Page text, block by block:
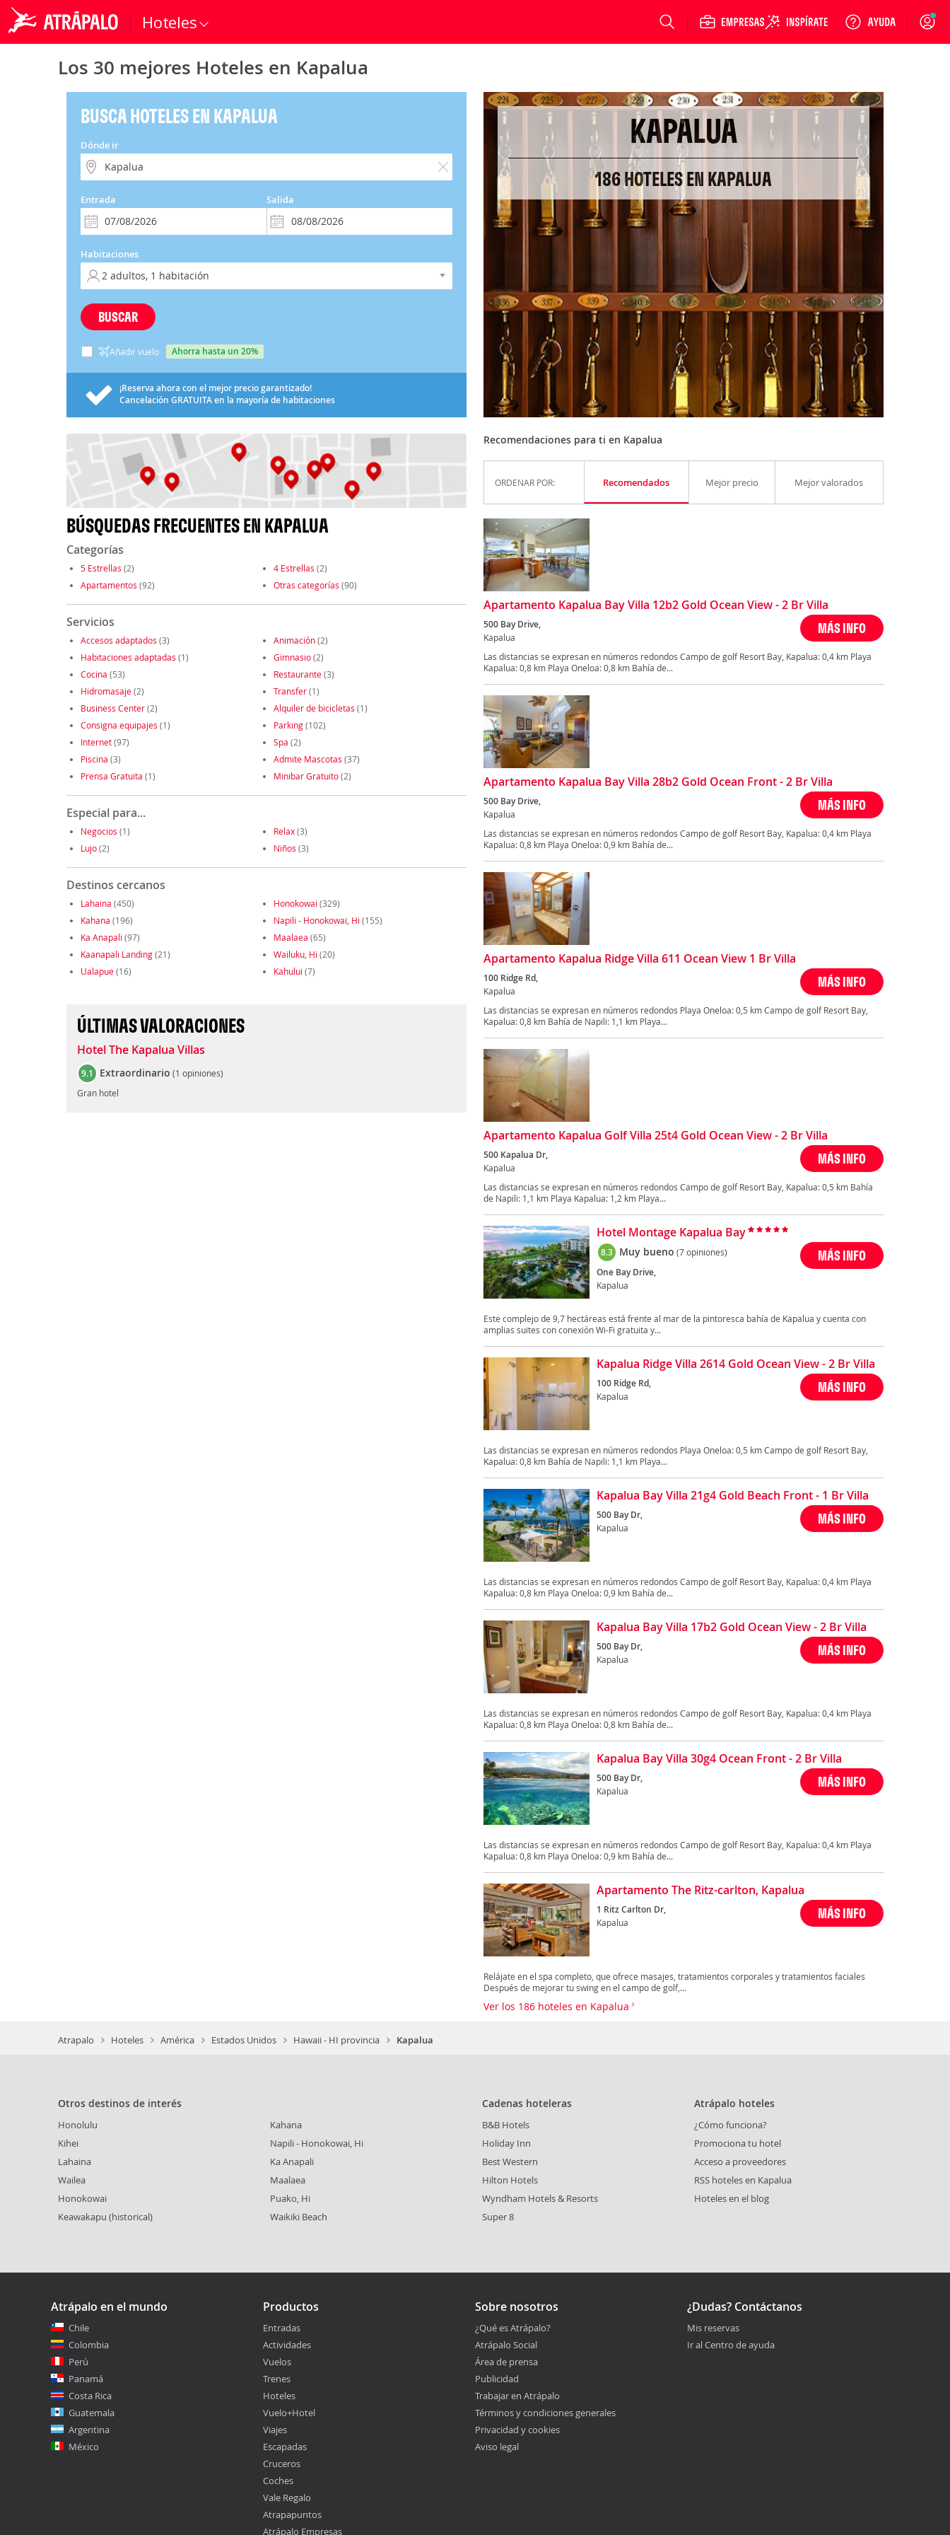
Hoteles Login
Los 30 mejores Hoteles en Kapalua
BUSCA HOTELES EN KAPALUA
Dónde ir
Entrada Salida
Habitaciones
BUSCAR
Añadir vuelo ahorra hasta un 20%
¡Reserva ahora con el mejor precio garantizado!
Cancelación GRATUITAen la mayoría de habitaciones
BÚSQUEDAS FRECUENTES EN KAPALUA
Categorías
5 Estrellas (2) 4 Estrellas (2)
Apartamentos (92) Otras categorías (90)
Servicios
Accesos adaptados (3) Animación(2)
Habitaciones adaptadas (1) Gimnasio(2)
Cocina (53) Restaurante(3)
Hidromasaje(2) Transfer(1)
Business Center(2) Alquiler de bicicletas (1)
Consigna equipajes (1) Parking(102)
Internet(97) Spa (2)
Piscina (3) Admite Mascotas (37)
Prensa Gratuita (1) Minibar Gratuito(2)
Especial para...
Negocios (1) Relax(3)
Lujo(2) Niños (3)
Destinos cercanos
Lahaina (450) Honokowai (329)
Kahana (196) Napili - Honokowai, Hi (155)
Ka Anapali (97) Maalaea (65)
Kaanapali Landing(21) Wailuku, Hi (20)
Ualapue(16) Kahului (7)
ÚLTIMAS VALORACIONES
Hotel The Kapalua Villas
9.1 Extraordinario (1 opiniones)
Gran hotel
KAPALUA
186 HOTELES EN KAPALUA
Recomendaciones para ti en Kapalua
ORDENAR POR: Recomendados Mejor precio Mejor valorados
Apartamento Kapalua Bay Villa 12b2 Gold Ocean View - 2 Br Villa
500 Bay Drive,
Kapalua
MÁS INFO
Las distancias se expresan en números redondos Campo de golf Resort Bay, Kapalua: 0,4 km Playa
Kapalua: 0,8 km Playa Oneloa: 0,8 km Bahía de...
Apartamento Kapalua Bay Villa 28b2 Gold Ocean Front - 2 Br Villa
500 Bay Drive,
Kapalua
MÁS INFO
Las distancias se expresan en números redondos Campo de golf Resort Bay, Kapalua: 0,4 km Playa
Kapalua: 0,8 km Playa Oneloa: 0,9 km Bahía de...
Apartamento Kapalua Ridge Villa 611 Ocean View 1 Br Villa
100 Ridge Rd,
Kapalua
MÁS INFO
Las distancias se expresan en números redondos Playa Oneloa: 0,5 km Campo de golf Resort Bay,
Kapalua: 0,8 km Bahía de Napili: 1,1 km Playa...
Apartamento Kapalua Golf Villa 25t4 Gold Ocean View - 2 Br Villa
500 Kapalua Dr,
Kapalua
MÁS INFO
Las distancias se expresan en números redondos Campo de golf Resort Bay, Kapalua: 0,5 km Bahía
de Napili: 1,1 km Playa Kapalua: 1,2 km Playa...
Hotel Montage Kapalua Bay
8.3 Muy bueno (7 opiniones)
One Bay Drive,
Kapalua
MÁS INFO
Este complejo de 9,7 hectáreas está frente al mar de la pintoresca bahía de Kapalua y cuenta con
amplias suites con conexión Wi-Fi gratuita y...
Kapalua Ridge Villa 2614 Gold Ocean View - 2 Br Villa
100 Ridge Rd,
Kapalua
MÁS INFO
Las distancias se expresan en números redondos Playa Oneloa: 0,5 km Campo de golf Resort Bay,
Kapalua: 0,8 km Bahía de Napili: 1,1 km Playa...
Kapalua Bay Villa 21g4 Gold Beach Front - 1 Br Villa
500 Bay Dr,
Kapalua
MÁS INFO
Las distancias se expresan en números redondos Campo de golf Resort Bay, Kapalua: 0,4 km Playa
Kapalua: 0,8 km Playa Oneloa: 0,9 km Bahía de...
Kapalua Bay Villa 17b2 Gold Ocean View - 2 Br Villa
500 Bay Dr,
Kapalua
MÁS INFO
Las distancias se expresan en números redondos Campo de golf Resort Bay, Kapalua: 0,4 km Playa
Kapalua: 0,8 km Playa Oneloa: 0,8 km Bahía de...
Kapalua Bay Villa 30g4 Ocean Front - 2 Br Villa
500 Bay Dr,
Kapalua
MÁS INFO
Las distancias se expresan en números redondos Campo de golf Resort Bay, Kapalua: 0,4 km Playa
Kapalua: 0,8 km Playa Oneloa: 0,9 km Bahía de...
Apartamento The Ritz-carlton, Kapalua
1 Ritz Carlton Dr,
Kapalua
MÁS INFO
Relájate en el spa completo, que ofrece masajes, tratamientos corporales y tratamientos faciales
Después de mejorar tu swing en el campo de golf,...
Ver los 186 hoteles en Kapalua
Atrapalo Hoteles América Estados Unidos Hawaii - HI provincia Kapalua
Otros destinos de interés
Honolulu
Kihei
Lahaina
Wailea
Honokowai
Keawakapu (historical)
Kahana
Napili - Honokowai, Hi
Ka Anapali
Maalaea
Puako, Hi
Waikiki Beach
Cadenas hoteleras
B&B Hotels
Holiday Inn
Best Western
Hilton Hotels
Wyndham Hotels & Resorts
Super 8
Atrápalo hoteles
¿Cómo funciona?
Promociona tu hotel
Acceso a proveedores
RSS hoteles en Kapalua
Hoteles en el blog
Atrápalo en el mundo
Chile
Colombia
Perú
Panamá
Costa Rica
Guatemala
Argentina
México
Productos
Entradas
Actividades
Vuelos
Trenes
Hoteles
Vuelo+Hotel
Viajes
Escapadas
Cruceros
Coches
Vale Regalo
Atrapapuntos
Atrápalo Empresas
Sobre nosotros
¿Qué es Atrápalo?
Atrápalo Social
Área de prensa
Publicidad
Trabajar en Atrápalo
Términos y condiciones generales
Privacidad y cookies
Aviso legal
¿Dudas? Contáctanos
Mis reservas
Ir al Centro de ayuda